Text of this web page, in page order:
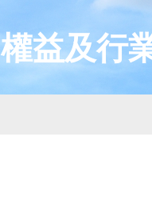
權益及行